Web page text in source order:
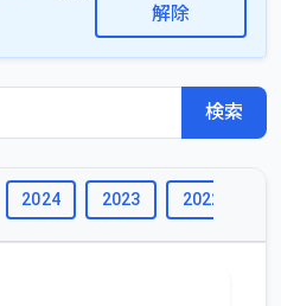
解除
検索
2024 2023 2022